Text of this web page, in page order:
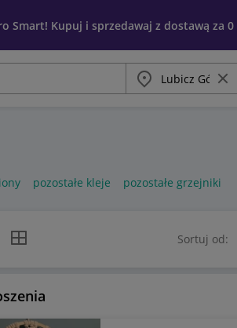
Smart! Kupuj i sprzedawaj z dostawą za 0
Miasto
pozostałe kleje pozostałe grzejniki
listy
Widok siatki Sortuj od: